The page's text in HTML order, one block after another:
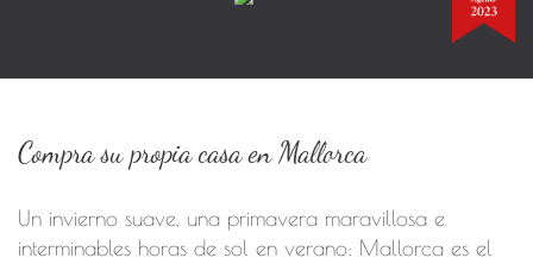
Compra su propia casa en Mallorca
Un invierno suave, una primavera maravillosa e
interminables horas de sol en verano: Mallorca es el